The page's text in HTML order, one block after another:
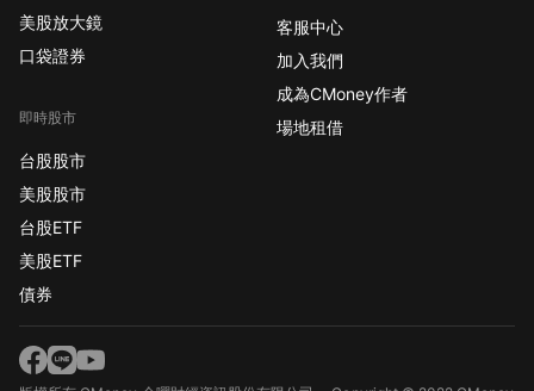
美股放大鏡
口袋證券
即時股市
台股股市
美股股市
台股ETF
美股ETF
債券
客服中心
加入我們
成為CMoney作者
場地租借